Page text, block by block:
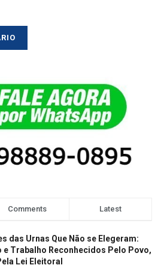
Comments Latest
das Urnas Que Não se Elegeram:
e Trabalho Reconhecidos Pelo Povo,
Lei Eleitoral